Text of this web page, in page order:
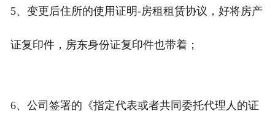
5、变更后住所的使用证明-房租租赁协议，好将房产
证复印件，房东身份证复印件也带着；
6、公司签署的《指定代表或者共同委托代理人的证